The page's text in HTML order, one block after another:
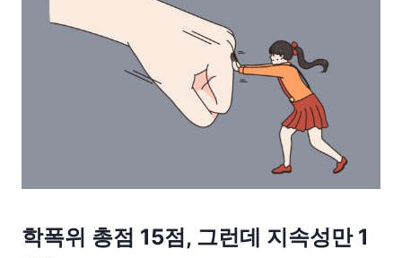
학폭위 총점 15점, 그런데 지속성만 1